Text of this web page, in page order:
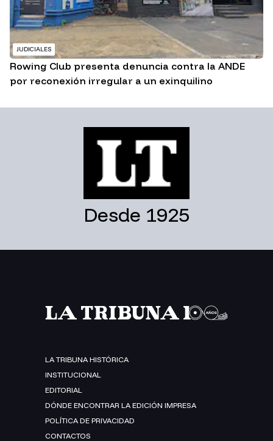
JUDICIALES
Rowing Club presenta denuncia contra la ANDE
por reconexión irregular a un exinquilino
Desde 1925
LA TRIBUNA HISTÓRICA
INSTITUCIONAL
EDITORIAL
DÓNDE ENCONTRAR LA EDICIÓN IMPRESA
POLÍTICA DE PRIVACIDAD
CONTACTOS